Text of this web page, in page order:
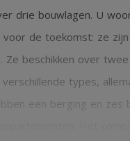
drie bouwlagen. U
de toekomst: ze
beschikken over
types,
een berging en zes